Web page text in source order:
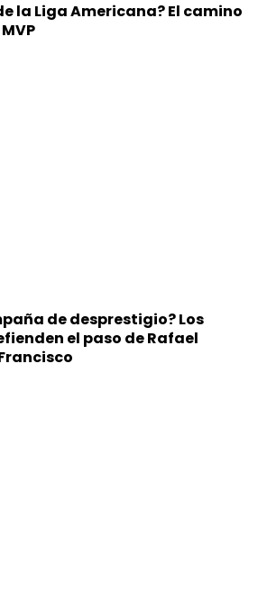
la Liga Americana? El camino
de desprestigio? Los
el paso de Rafael